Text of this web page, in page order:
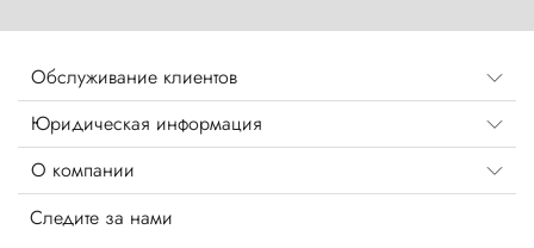
Обслуживание клиентов
Юридическая информация
О компании
Следите за нами